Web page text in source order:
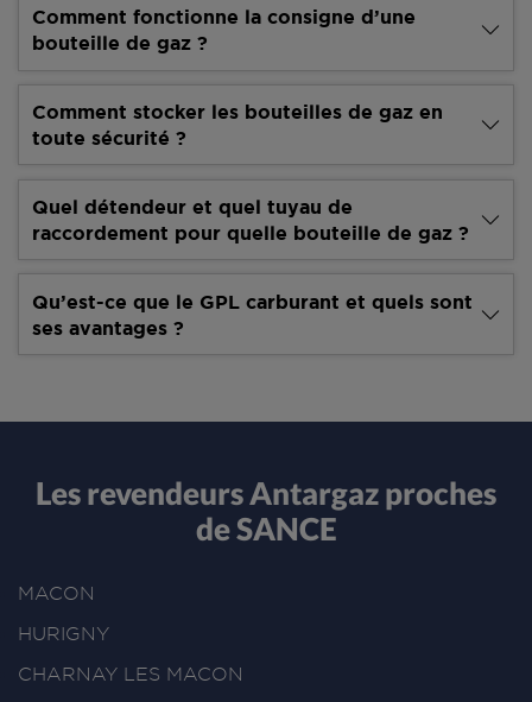
Comment fonctionne la consigne d’une
bouteille de gaz ?
Comment stocker les bouteilles de gaz en
toute sécurité ?
Quel détendeur et quel tuyau de
raccordement pour quelle bouteille de gaz ?
Qu’est-ce que le GPL carburant et quels sont
ses avantages ?
Les revendeurs Antargaz proches
de SANCE
MACON
HURIGNY
CHARNAY LES MACON